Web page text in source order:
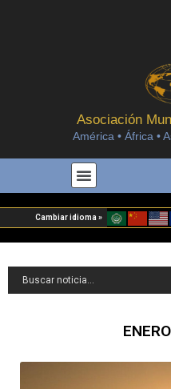
Asociación
América • África •
Cambiar idioma »